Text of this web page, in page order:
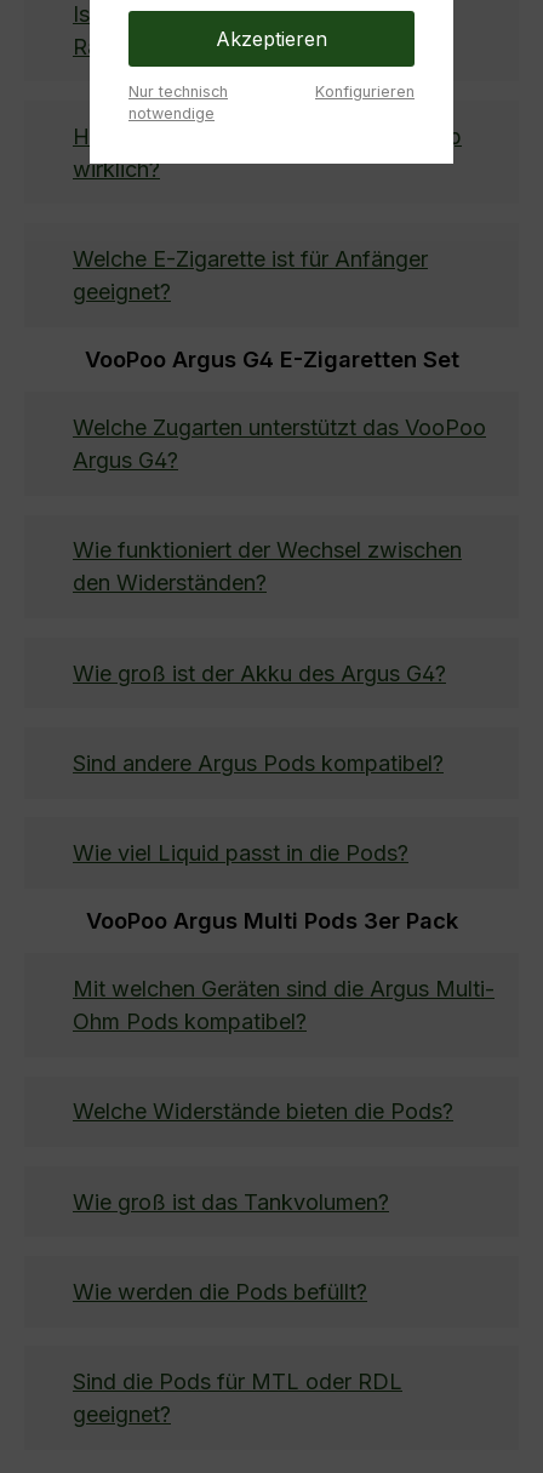
Ist Dampfen weniger schädlich als
Rauchen?
Hilft eine E-Zigarette beim Rauchstopp
wirklich?
Welche E-Zigarette ist für Anfänger
geeignet?
VooPoo Argus G4 E-Zigaretten Set
Welche Zugarten unterstützt das VooPoo
Argus G4?
Wie funktioniert der Wechsel zwischen
den Widerständen?
Wie groß ist der Akku des Argus G4?
Sind andere Argus Pods kompatibel?
Wie viel Liquid passt in die Pods?
VooPoo Argus Multi Pods 3er Pack
Mit welchen Geräten sind die Argus Multi-
Ohm Pods kompatibel?
Welche Widerstände bieten die Pods?
Wie groß ist das Tankvolumen?
Wie werden die Pods befüllt?
Sind die Pods für MTL oder RDL
geeignet?
Akzeptieren
Nur technisch
notwendige
Konfigurieren